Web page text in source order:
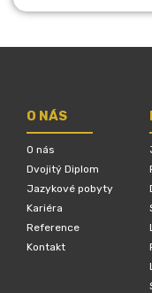
O NÁS
O nás
Dvojitý Diplom
Jazykové pobyty
Kariéra
Reference
Kontakt